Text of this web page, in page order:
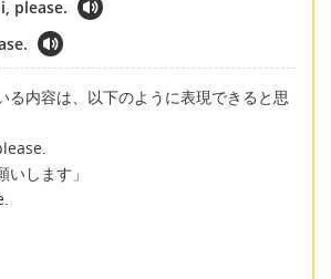
please.
る内容は、以下のように表現できると思
いします」